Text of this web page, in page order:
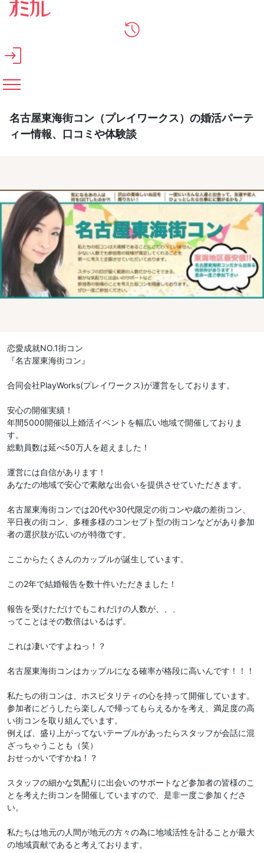
メインコンテンツへスキップ
名古屋東海街コン（プレイワークス）の婚活パーテ
ィー情報、口コミや体験談
恋愛成就NO.1街コン
『名古屋東海街コン』
合同会社PlayWorks(プレイワークス)が運営をしております。
安心の開催実績！
年間5000開催以上婚活イベントを幅広い地域で開催しておりま
す。
総動員数は延べ50万人を超えました！
運営には自信があります！
あなたの地域で安心で素敵な出会いを提供させていただきます。
名古屋東海街コンでは20代や30代限定の街コンや歳の差街コン、
平日夜の街コン、多種多様のコンセプト型の街コンなどがあり参加
者の選択肢が広いのが特徴です。
ここからたくさんのカップルが誕生しています。
この2年で結婚報告を数十件いただきました！
報告を受けただけでもこれだけの人数が、、、
ってことはその数倍はいるはず。
これは凄いですよねっ！？
名古屋東海街コンはカップルになる確率が格段に高いんです！！！
私たちの街コンは、ホスピタリティの心を持って開催しています。
参加者にどうしたら楽しんで帰ってもらえるかを考え、満足度の高
い街コンを取り組んでいます。
例えば、盛り上がってないテーブルがあったらスタッフが会話に混
ざっちゃうことも（笑）
おせっかいですかね！？
スタッフの細かな気配りに出会いのサポートなど参加者の皆様のこ
とを考えた街コンを開催していますので、是非一度ご参加くださ
い。
私たちは地元の人間が地元の方々の為に地域活性を計ることが最大
の地域貢献であると考えております。